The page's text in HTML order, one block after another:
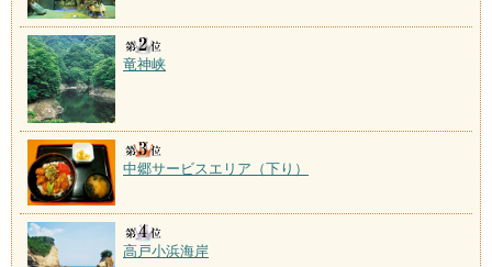
竜神峡
中郷サービスエリア（下り）
高戸小浜海岸